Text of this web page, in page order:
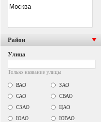
Район
Улица
Только название улицы
ВАО
ЗАО
САО
СВАО
СЗАО
ЦАО
ЮАО
ЮВАО